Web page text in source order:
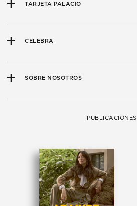
TARJETA PALACIO
CELEBRA
SOBRE NOSOTROS
PUBLICACIONES